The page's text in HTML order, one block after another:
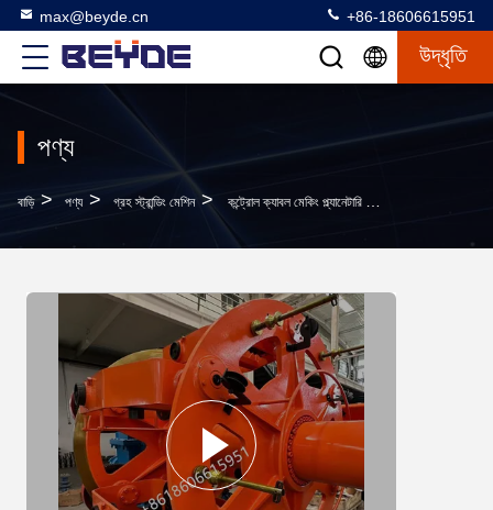
max@beyde.cn +86-18606615951
উদ্ধৃতি
পণ্য
বাড়ি > পণ্য > গ্রহ স্ট্রান্ডিং মেশিন > কন্ট্রোল ক্যাবল মেকিং প্ল্যানেটারি স্ট্রেন্ডার মেশিন আর্মারিং সহ